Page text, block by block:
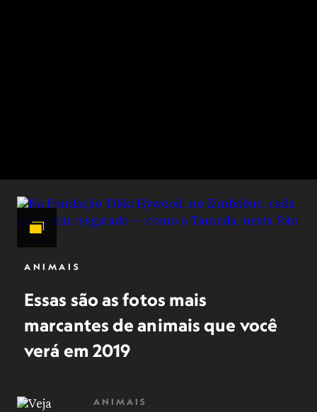
ANIMAIS
Essas são as fotos mais
marcantes de animais que você
verá em 2019
ANIMAIS